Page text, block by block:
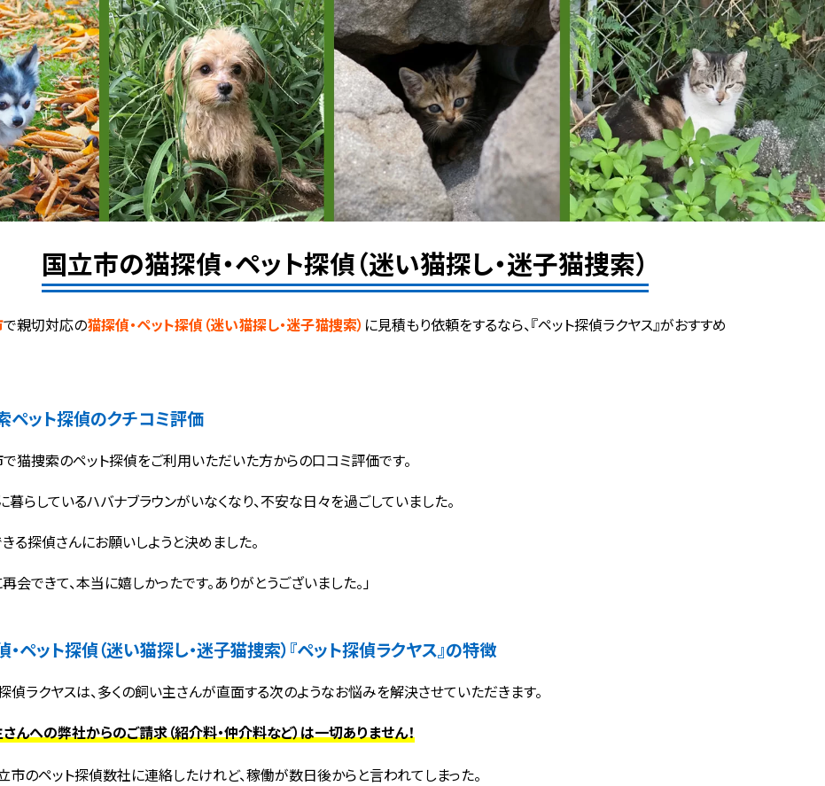
国立市の猫探偵・ペット探偵（迷い猫探し・迷子猫捜索）
で親切対応の猫探偵・ペット探偵（迷い猫探し・迷子猫捜索） に見積もり依頼をするなら、『ペット探偵ラクヤス』がおすすめ
ペット探偵のクチコミ評価
猫捜索のペット探偵をご利用いただいた方からの口コミ評価です。
暮らしているハバナブラウンがいなくなり、不安な日々を過ごしていました。
る探偵さんにお願いしようと決めました。
会できて、本当に嬉しかったです。ありがとうございました。」
・ペット探偵（迷い猫探し・迷子猫捜索）『ペット探偵ラクヤス』の特徴
偵ラクヤスは、多くの飼い主さんが直面する次のようなお悩みを解決させていただきます。
んへの弊社からのご請求（紹介料・仲介料など）は一切ありません！
市のペット探偵数社に連絡したけれど、稼働が数日後からと言われてしまった。